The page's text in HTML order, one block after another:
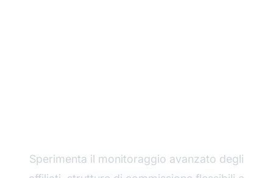
Sperimenta il monitoraggio avanzato degli